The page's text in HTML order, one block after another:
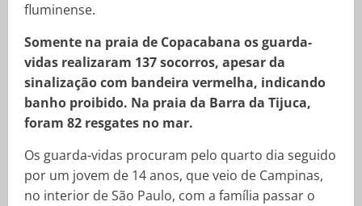
fluminense.
Somente na praia de Copacabana os guarda-
vidas realizaram 137 socorros, apesar da
sinalização com bandeira vermelha, indicando
banho proibido. Na praia da Barra da Tijuca,
foram 82 resgates no mar.
Os guarda-vidas procuram pelo quarto dia seguido
por um jovem de 14 anos, que veio de Campinas,
no interior de São Paulo, com a família passar o